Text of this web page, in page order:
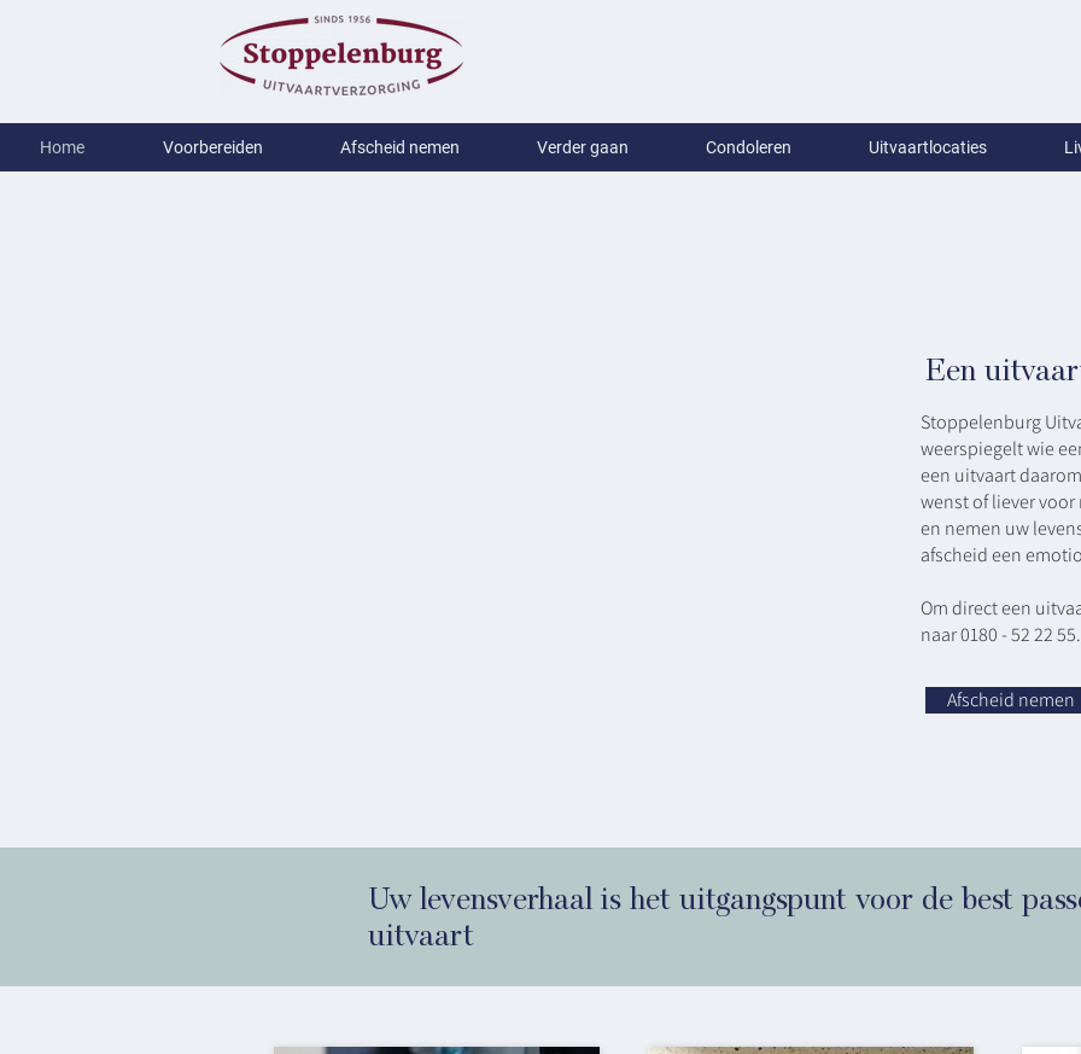
Een
Stoppelenburg
weerspiegelt wie
een uitvaart
wenst of liever
en nemen uw
afscheid een
Om direct een
naar 0180 - 52 22
Afscheid nemen
Uw levensverhaal is het uitgangspunt voor de best
uitvaart
Home Voorbereiden Afscheid nemen Verder gaan Condoleren Uitvaartlocaties